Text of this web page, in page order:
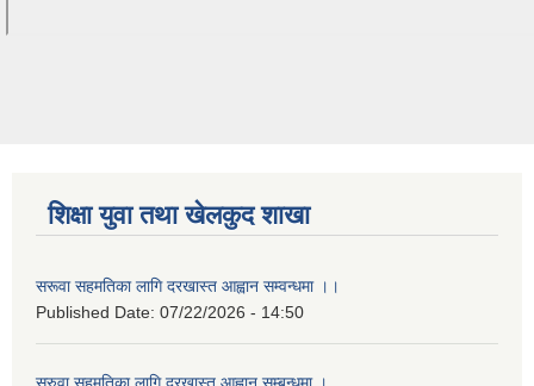
शिक्षा युवा तथा खेलकुद शाखा
सरूवा सहमतिका लागि दरखास्त आह्वान सम्वन्धमा ।।
Published Date: 07/22/2026 - 14:50